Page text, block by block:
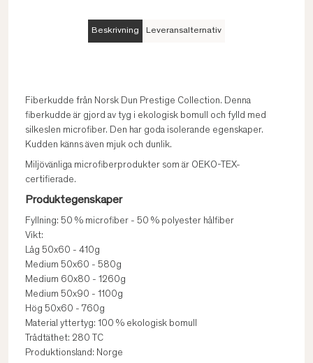
Beskrivning Leveransalternativ
Fiberkudde från Norsk Dun Prestige Collection. Denna
fiberkudde är gjord av tyg i ekologisk bomull och fylld med
silkeslen microfiber. Den har goda isolerande egenskaper.
Kudden känns även mjuk och dunlik.
Miljövänliga microfiberprodukter som är OEKO-TEX-
certifierade.
Produktegenskaper
Fyllning: 50 % microfiber - 50 % polyester hålfiber
Vikt:
Låg 50x60 - 410g
Medium 50x60 - 580g
Medium 60x80 - 1260g
Medium 50x90 - 1100g
Hög 50x60 - 760g
Material yttertyg: 100 % ekologisk bomull
Trådtäthet: 280 TC
Produktionsland: Norge